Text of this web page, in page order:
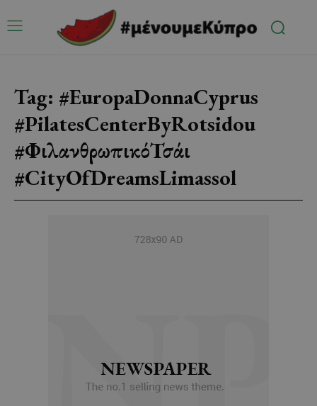
Tag: #EuropaDonnaCyprus
#PilatesCenterByRotsidou
#ΦιλανθρωπικόΤσάι
#CityOfDreamsLimassol